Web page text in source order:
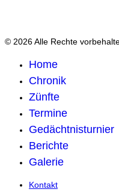
© 2026 Alle Rechte
Home
Chronik
Zünfte
Termine
Gedächtnisturnier
Berichte
Galerie
Kontakt